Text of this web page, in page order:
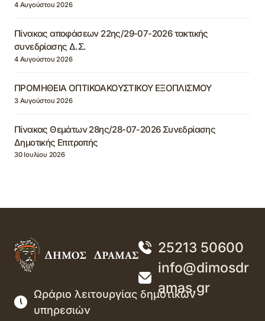
4 Αυγούστου 2026
Πίνακας αποφάσεων 22ης/29-07-2026 τακτικής
συνεδρίασης Δ.Σ.
4 Αυγούστου 2026
ΠΡΟΜΗΘΕΙΑ ΟΠΤΙΚΟΑΚΟΥΣΤΙΚΟΥ ΕΞΟΠΛΙΣΜΟΥ
3 Αυγούστου 2026
Πίνακας Θεμάτων 28ης/28-07-2026 Συνεδρίασης
Δημοτικής Επιτροπής
30 Ιουλίου 2026
25213 50600
info@dimosdr
amas.gr
Ωράριο λειτουργίας δημοτικών
υπηρεσιών